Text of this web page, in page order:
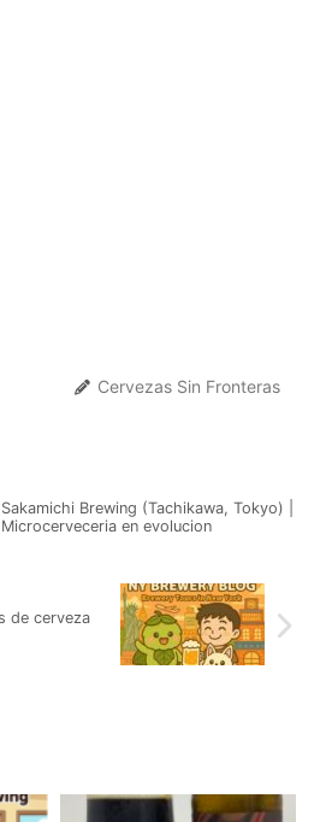
Cervezas Sin Fronteras
Sakamichi Brewing (Tachikawa, Tokyo) |
Microcerveceria en evolucion
de cerveza